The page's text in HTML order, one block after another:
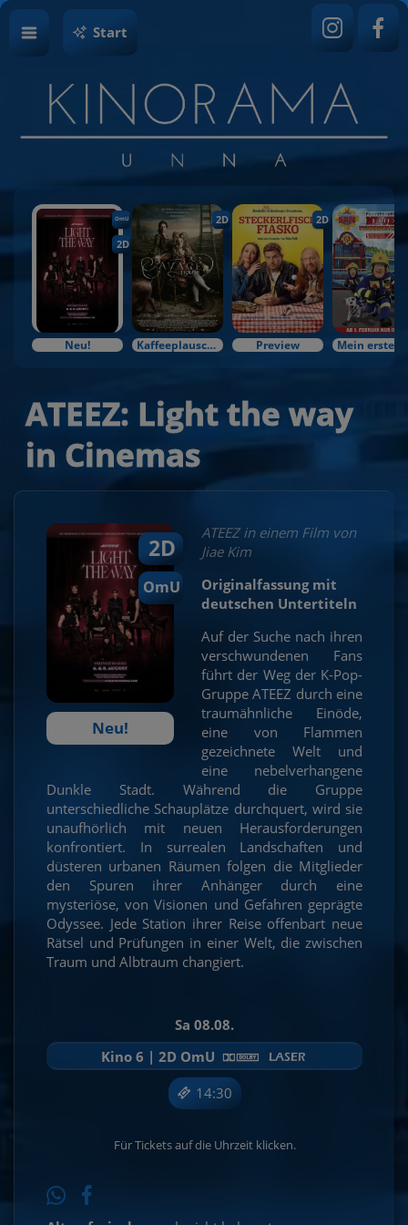
Start
OmU
2D
Neu!
2D
Kaffeeplausch & Kinozauber
2D
Preview
ATEEZ: Light the way
in Cinemas
2D
OmU
Neu!
ATEEZ in einem Film von
Jiae Kim
Originalfassung mit
deutschen Untertiteln
Auf der Suche nach ihren
verschwundenen Fans
führt der Weg der K-Pop-
Gruppe ATEEZ durch eine
traumähnliche Einöde,
eine von Flammen
gezeichnete Welt und
eine nebelverhangene
Dunkle Stadt. Während die Gruppe
unterschiedliche Schauplätze durchquert, wird sie
unaufhörlich mit neuen Herausforderungen
konfrontiert. In surrealen Landschaften und
düsteren urbanen Räumen folgen die Mitglieder
den Spuren ihrer Anhänger durch eine
mysteriöse, von Visionen und Gefahren geprägte
Odyssee. Jede Station ihrer Reise offenbart neue
Rätsel und Prüfungen in einer Welt, die zwischen
Traum und Albtraum changiert.
Sa 08.08.
14:30
Kino 6 | 2D OmU
Für Tickets auf die Uhrzeit klicken.